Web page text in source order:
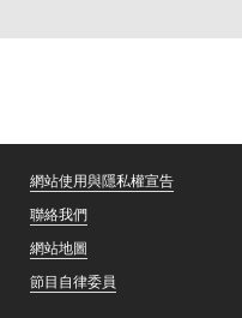
網站使用與隱私權宣告
聯絡我們
網站地圖
節目自律委員